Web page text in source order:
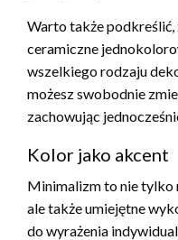
Warto także
ceramiczne
wszelkiego rodzaju
możesz swobodnie
zachowując
Kolor jako akcent
Minimalizm to nie tylko
ale także umiejętne
do wyrażenia